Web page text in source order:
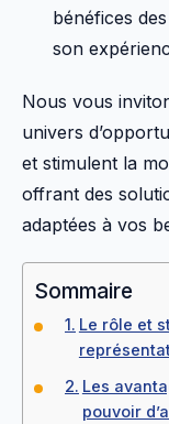
bénéfices
son
Nous vous
univers
et stimulent la
offrant des
adaptées à vos
Sommaire
Le rôle et
Les
pouvoir